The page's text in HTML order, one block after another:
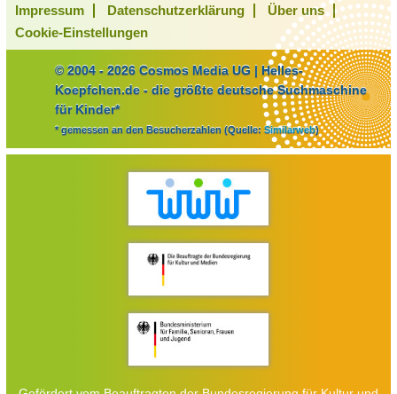
Impressum Datenschutzerklärung
Über uns
Cookie-Einstellungen
© 2004 - 2026 Cosmos Media UG | Helles-
Koepfchen.de - die größte deutsche Suchmaschine
für Kinder*
* gemessen an den Besucherzahlen (Quelle: Similarweb)